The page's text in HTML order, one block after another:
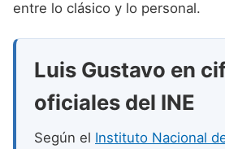
Nombres de niño que
Nombres de niño que
Nombres de niño que
Nombres de niño que
entre lo clásico y lo personal.
Luis Gustavo en
oficiales del INE
Según el Instituto Nacional